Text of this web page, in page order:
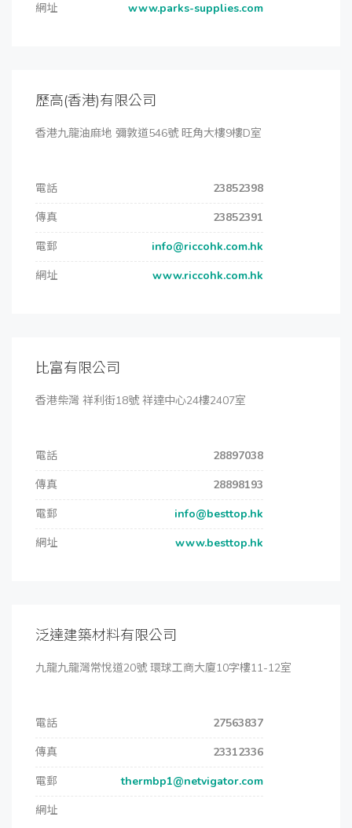
網址
www.parks-supplies.com
歷高(香港)有限公司
香港九龍油麻地 彌敦道546號 旺角大樓9樓D室
電話
23852398
傳真
23852391
電郵
info@riccohk.com.hk
網址
www.riccohk.com.hk
比富有限公司
香港柴灣 祥利街18號 祥達中心24樓2407室
電話
28897038
傳真
28898193
電郵
info@besttop.hk
網址
www.besttop.hk
泛達建築材料有限公司
九龍九龍灣常悅道20號 環球工商大廈10字樓11-12室
電話
27563837
傳真
23312336
電郵
thermbp1@netvigator.com
網址